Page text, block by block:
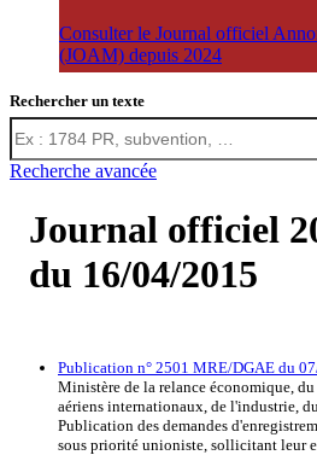
Consulter le Journal officiel
(JOAM) depuis 2024
Rechercher un texte
Recherche avancée
Journal officiel
du 16/04/2015
Publication n° 2501 MRE/DGAE du
Ministère de la relance économique,
aériens internationaux, de l'industrie,
Publication des demandes
sous priorité unioniste, sollicitant leur